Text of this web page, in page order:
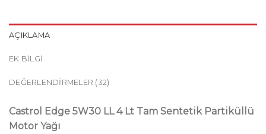
AÇIKLAMA
EK BILGI
DEĞERLENDIRMELER (32)
Castrol Edge 5W30 LL 4 Lt Tam Sentetik Partiküllü
Motor Yağı